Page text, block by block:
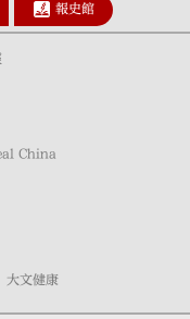
報史館
China
大文健康